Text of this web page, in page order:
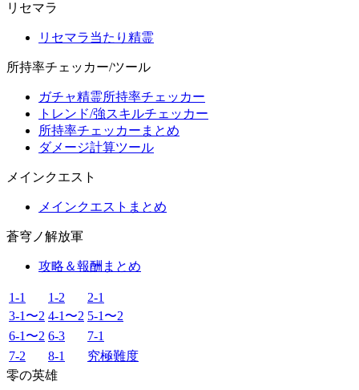
リセマラ
リセマラ当たり精霊
所持率チェッカー/ツール
ガチャ精霊所持率チェッカー
トレンド/強スキルチェッカー
所持率チェッカーまとめ
ダメージ計算ツール
メインクエスト
メインクエストまとめ
蒼穹ノ解放軍
攻略＆報酬まとめ
1-1 1-2
2-1
3-1〜2 4-1〜2 5-1〜2
6-1〜2 6-3
7-1
7-2
8-1
究極難度
零の英雄